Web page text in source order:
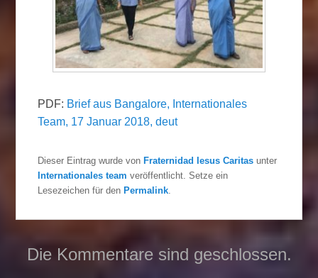
PDF: Brief aus Bangalore, Internationales
Team, 17 Januar 2018, deut
Dieser Eintrag wurde von Fraternidad Iesus Caritas unter
Internationales team veröffentlicht. Setze ein
Lesezeichen für den Permalink.
Die Kommentare sind geschlossen.